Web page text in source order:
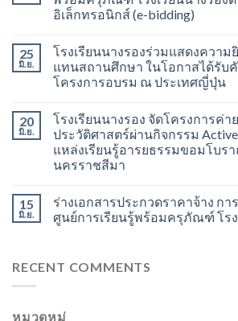
อิเล็กทรอนิกส์ (e-bidding)
25
มิ.ย.
โรงเรียนนางรองร่วมแสดงความ
แทนสถานศึกษา ในโอกาสได้รับคั
โครงการอบรม ณ ประเทศญี่ปุ่น
20
มิ.ย.
โรงเรียนนางรอง จัดโครงการค่
ประวัติศาสตร์ผ่านกิจกรรม
แหล่งเรียนรู้อารยธรรมขอมโบร
นครราชสีมา
15
มิ.ย.
ร่างเอกสารประกวดราคาจ้าง ก
ศูนย์การเรียนรู้พร้อมครุภัณฑ์ โรง
RECENT COMMENTS
หมวดหมู่